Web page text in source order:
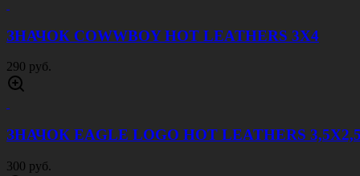
ЗНАЧОК COWWBOY HOT LEATHERS 3Х4
290 руб.
ЗНАЧОК EAGLE LOGO HOT LEATHERS 3,5Х2,5
300 руб.